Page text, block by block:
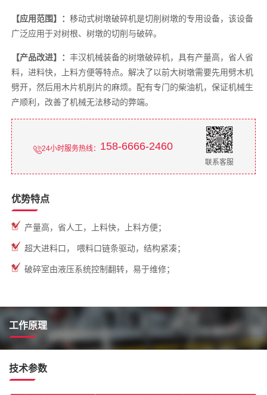
【应用范围】： 移动式树墩破碎机是切削树墩的专用设备，该设备
广泛应用于对树根、树墩的切削与破碎。
【产品改进】： 丰汉机械装备的树墩破碎机，具有产量高，省人省
料，进料快，上料方便等特点。解决了以前大树墩需要先用劈木机
劈开，然后用木片机削片的麻烦。配有专门的柴油机，保证机械生
产顺利，改善了机械无法移动的弊端。
24小时服务热线： 158-6666-2460
联系客服
优势特点
产量高，省人工，上料快，上料方便；
超大进料口， 喂料口链条驱动，结构紧凑；
破碎室由液压系统控制翻转，易于维修；
工作原理
技术参数